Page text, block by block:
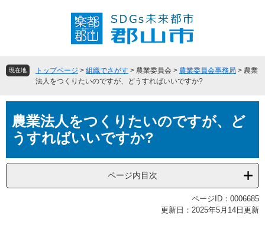
頭
飛現在地 トップページ > 組織でさがす > 農業委員会 > 農業委員会事務局 > 農業
法人をつくりたいのですが、どうすればいいですか?
文農業法人をつくりたいのですが、ど
うすればいいですか?
ページ内目次
ページID：0006685
更新日：2025年5月14日更新